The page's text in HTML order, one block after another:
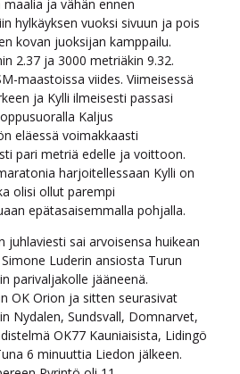
ja vähän ennen
hylkäyksen vuoksi sivuun ja pois
kovan juoksijan kamppailu.
2.37 ja 3000 metriäkin 9.32.
maastoissa viides. Viimeisessä
ja Kylli ilmeisesti passasi
Kaljus
eläessä voimakkaasti
pari metriä edelle ja voittoon.
harjoitellessaan Kylli on
olisi ollut parempi
epätasaisemmalla pohjalla.
juhlaviesti sai arvoisensa huikean
Luderin ansiosta Turun
parivaljakolle jääneenä.
OK Orion ja sitten seurasivat
Nydalen, Sundsvall, Domnarvet,
OK77 Kauniaisista, Lidingö
6 minuuttia Liedon jälkeen.